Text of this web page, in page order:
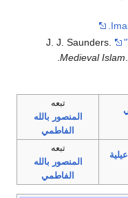
J. J. Saunders.
Medieval Islam
تبعه
المنصور بالله
الفاطمي
تبعه
المنصور بالله
الفاطمي